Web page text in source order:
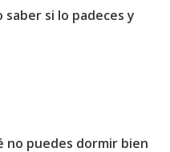
saber si lo padeces y
no puedes dormir bien